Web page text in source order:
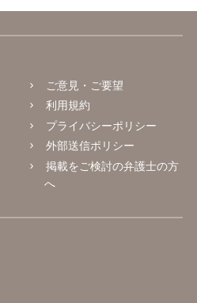
ご意見・ご要望
利用規約
プライバシーポリシー
外部送信ポリシー
掲載をご検討の弁護士の方
へ